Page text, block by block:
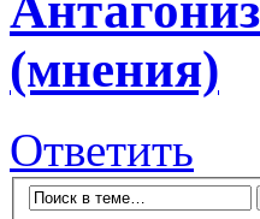
(мнения)
Ответить